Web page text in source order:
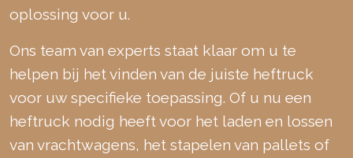
oplossing voor u.
Ons team van experts staat klaar om u te
helpen bij het vinden van de juiste heftruck
voor uw specifieke toepassing. Of u nu een
heftruck nodig heeft voor het laden en lossen
van vrachtwagens, het stapelen van pallets of